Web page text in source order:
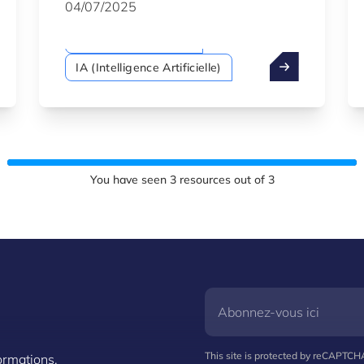
petites entreprises.
04/07/2025
IA (Intelligence Artificielle)
You have seen 3resources out of 3
This site is protected by